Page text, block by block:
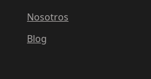
Nosotros
Blog